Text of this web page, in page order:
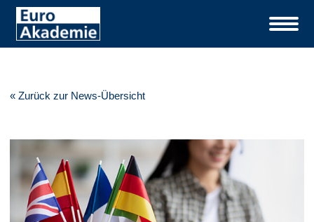
« Zurück zur News-Übersicht